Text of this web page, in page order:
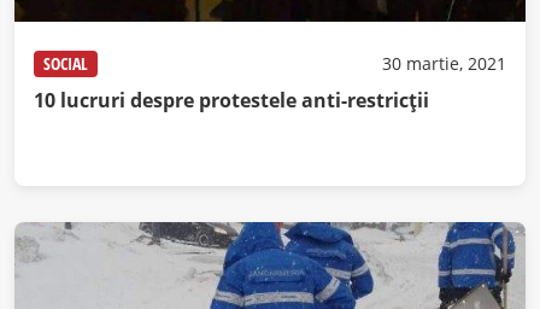
SOCIAL 30 martie, 2021
10 lucruri despre protestele anti-restricții